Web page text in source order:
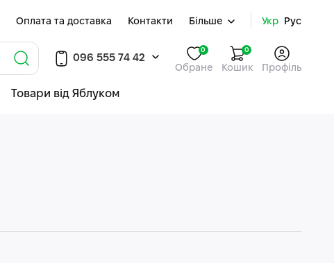
Оплата та доставка Контакти Більше Укр Рус
096 555 74 42
Обране
0 0
Кошик Профіль
Товари від Яблуком